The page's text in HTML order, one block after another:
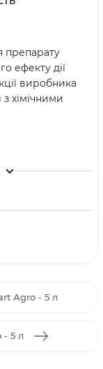
препарату
ефекту дії
виробника
хімічними
Agro - 5 л
- 5 л